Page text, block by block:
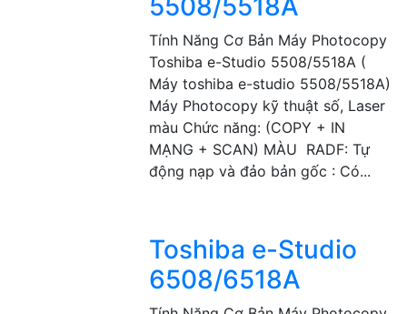
5508/5518A
Tính Năng Cơ Bản Máy Photocopy
Toshiba e-Studio 5508/5518A (
Máy toshiba e-studio 5508/5518A)
Máy Photocopy kỹ thuật số, Laser
màu Chức năng: (COPY + IN
MẠNG + SCAN) MÀU RADF: Tự
động nạp và đảo bản gốc : Có...
Toshiba e-Studio
6508/6518A